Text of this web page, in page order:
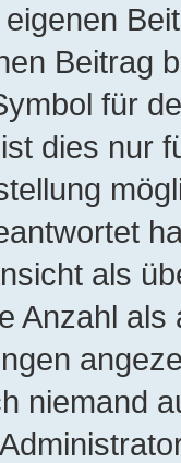
Beitrag
für
dies nur
als
Anzahl
niemand